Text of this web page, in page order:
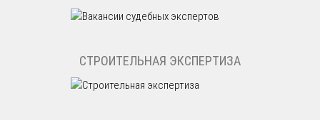
СТРОИТЕЛЬНАЯ ЭКСПЕРТИЗА